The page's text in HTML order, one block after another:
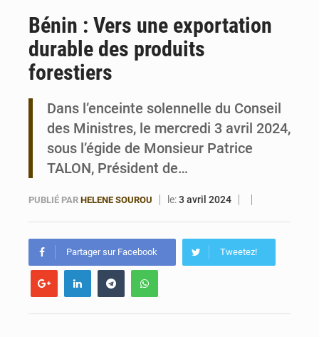
Bénin : Le CEG La Verdure de Ouèdo fait sa mue pour la rentrée
Bénin : Vers une exportation
durable des produits
forestiers
Dans l’enceinte solennelle du Conseil
des Ministres, le mercredi 3 avril 2024,
sous l’égide de Monsieur Patrice
TALON, Président de…
PUBLIÉ PAR HELENE SOUROU le:3 avril 2024
Partager sur Facebook Tweetez!